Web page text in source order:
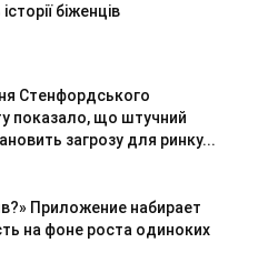
біженців
Стенфордського
показало, що штучний
загрозу для ринку...
Приложение набирает
на фоне роста одиноких